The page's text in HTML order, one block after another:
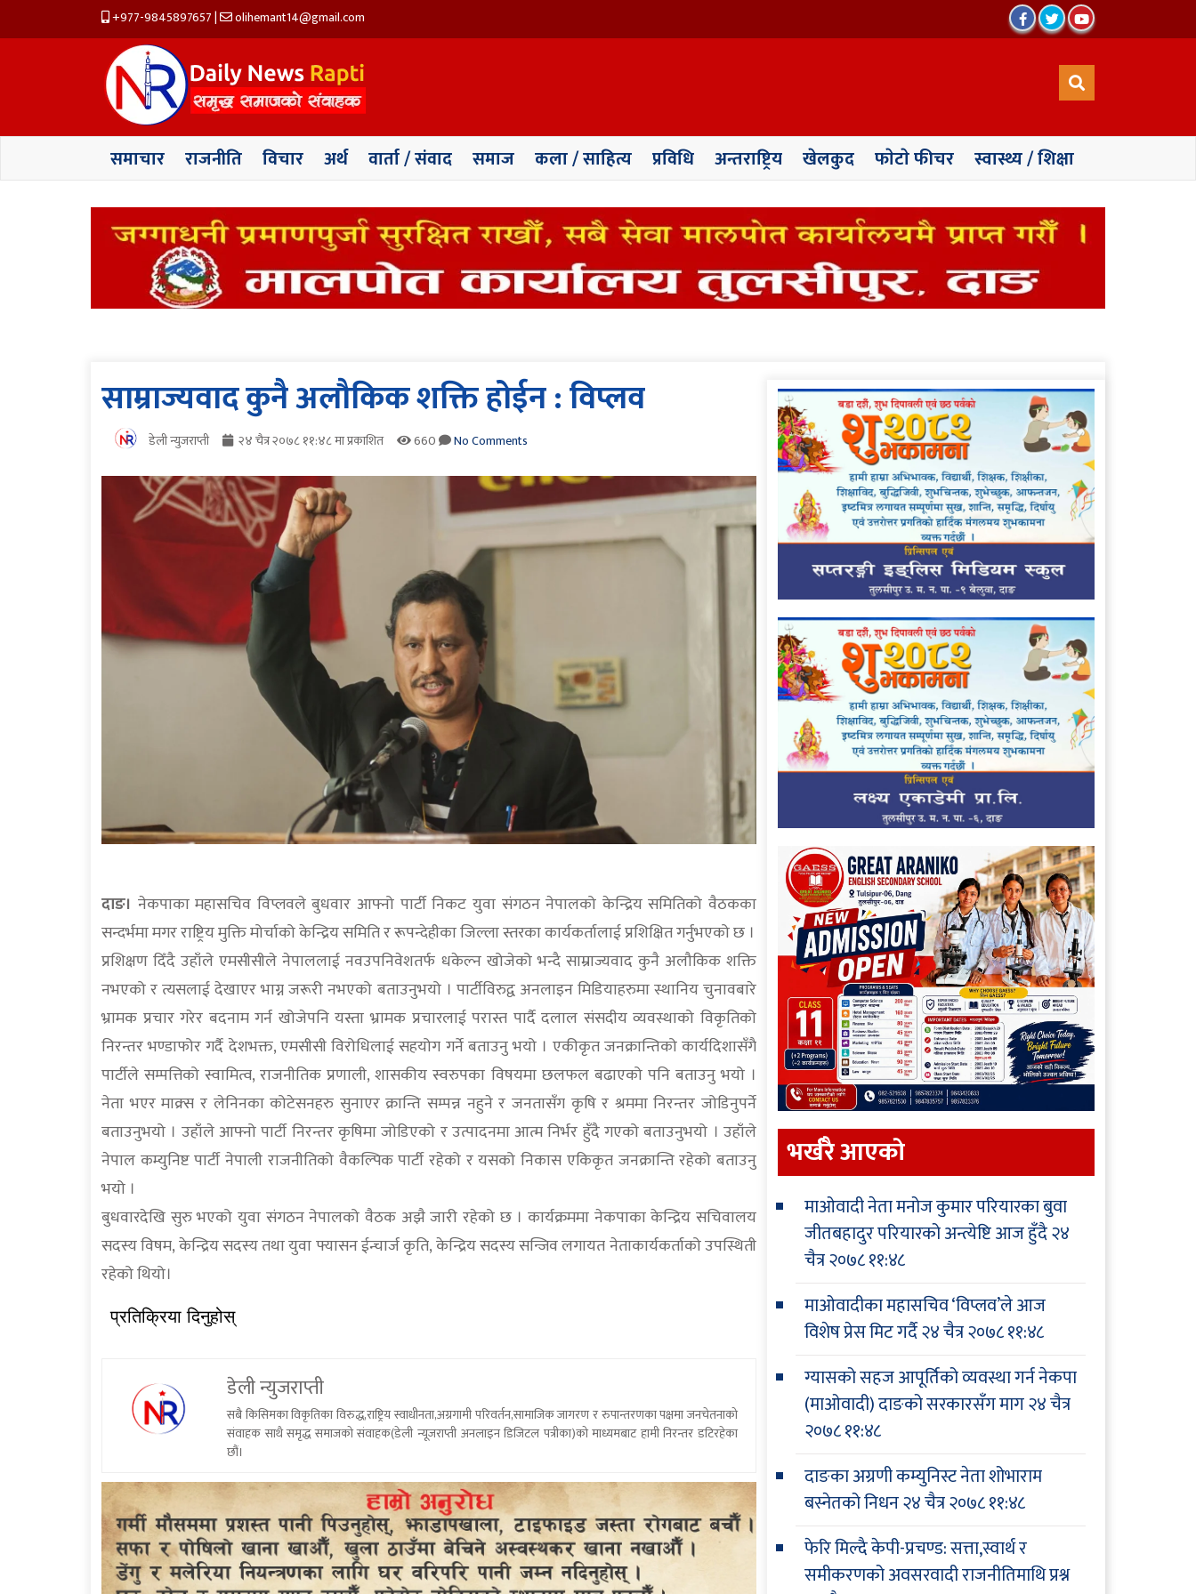
+977-9845897657| olihemant14@gmail.com
समाचार राजनीति विचार अर्थ वार्ता / संवाद समाज कला / साहित्य प्रविधि अन्तराष्ट्रिय खेलकुद फाेटाे फीचर स्वास्थ्य / शिक्षा
साम्राज्यवाद कुनै अलौकिक शक्ति होईन : विप्लव
डेली न्युजराप्ती २४ चैत्र २०७८ ११:४८ मा प्रकाशित 660 No Comments
दाङ। नेकपाका महासचिव विप्लवले बुधवार आफ्नो पार्टी निकट युवा संगठन नेपालको केन्द्रिय समितिको वैठकका
सन्दर्भमा मगर राष्ट्रिय मुक्ति मोर्चाको केन्द्रिय समिति र रूपन्देहीका जिल्ला स्तरका कार्यकर्तालाई प्रशिक्षित गर्नुभएको छ ।
प्रशिक्षण दिँदै उहाँले एमसीसीले नेपाललाई नवउपनिवेशतर्फ धकेल्न खोजेको भन्दै साम्राज्यवाद कुनै अलौकिक शक्ति
नभएको र त्यसलाई देखाएर भाग्न जरूरी नभएको बताउनुभयो । पार्टीविरुद्व अनलाइन मिडियाहरुमा स्थानिय चुनावबारे
भ्रामक प्रचार गरेर बदनाम गर्न खोजेपनि यस्ता भ्रामक प्रचारलाई परास्त पार्दै दलाल संसदीय व्यवस्थाको विकृतिको
निरन्तर भण्डाफोर गर्दै देशभक्त, एमसीसी विरोधिलाई सहयोग गर्ने बताउनु भयो । एकीकृत जनक्रान्तिको कार्यदिशासँगै
पार्टीले सम्पत्तिको स्वामित्व, राजनीतिक प्रणाली, शासकीय स्वरुपका विषयमा छलफल बढाएको पनि बताउनु भयो ।
नेता भएर माक्र्स र लेनिनका कोटेसनहरु सुनाएर क्रान्ति सम्पन्न नहुने र जनतासँग कृषि र श्रममा निरन्तर जोडिनुपर्ने
बताउनुभयो । उहाँले आफ्नो पार्टी निरन्तर कृषिमा जोडिएको र उत्पादनमा आत्म निर्भर हुँदै गएको बताउनुभयो । उहाँले
नेपाल कम्युनिष्ट पार्टी नेपाली राजनीतिको वैकल्पिक पार्टी रहेको र यसको निकास एकिकृत जनक्रान्ति रहेको बताउनु
भयो ।
बुधवारदेखि सुरु भएको युवा संगठन नेपालको वैठक अझै जारी रहेको छ । कार्यक्रममा नेकपाका केन्द्रिय सचिवालय
सदस्य विषम, केन्द्रिय सदस्य तथा युवा फ्यासन ईन्चार्ज कृति, केन्द्रिय सदस्य सन्जिव लगायत नेताकार्यकर्ताको उपस्थिती
रहेको थियो।
प्रतिक्रिया दिनुहोस्
डेली न्युजराप्ती
सबै किसिमका विकृतिका विरुद्ध,राष्ट्रिय स्वाधीनता,अग्रगामी परिवर्तन,सामाजिक जागरण र रुपान्तरणका पक्षमा जनचेतनाको
संवाहक साथै समृद्ध समाजको संवाहक(डेली न्यूजराप्ती अनलाइन डिजिटल पत्रीका)को माध्यमबाट हामी निरन्तर डटिरहेका
छौं।
भर्खरै आएकाे
माओवादी नेता मनोज कुमार परियारका बुवा
जीतबहादुर परियारको अन्त्येष्टि आज हुँदै२४
चैत्र २०७८ ११:४८
माओवादीका महासचिव ‘विप्लव’ले आज
विशेष प्रेस मिट गर्दै२४ चैत्र २०७८ ११:४८
ग्यासको सहज आपूर्तिको व्यवस्था गर्न नेकपा
(माओवादी) दाङको सरकारसँग माग२४ चैत्र
२०७८ ११:४८
दाङका अग्रणी कम्युनिस्ट नेता शोभाराम
बस्नेतको निधन२४ चैत्र २०७८ ११:४८
फेरि मिल्दै केपी-प्रचण्ड: सत्ता,स्वार्थ र
समीकरणको अवसरवादी राजनीतिमाथि प्रश्न